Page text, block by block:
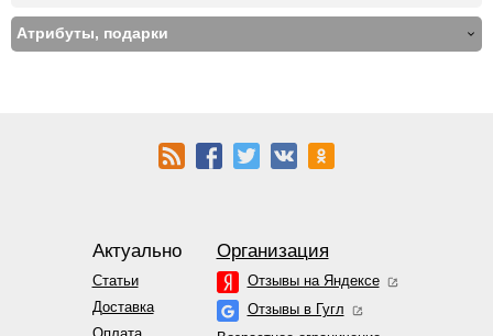
Атрибуты, подарки
Актуально
Статьи
Доставка
Организация
Отзывы на Яндексе
Отзывы в Гугл